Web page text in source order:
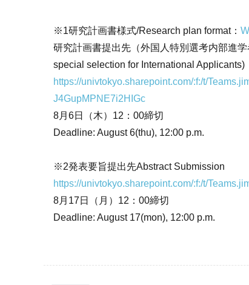
※1研究計画書様式/Research plan format：
研究計画書提出先（外国人特別選考内部進
special selection for International Applicants)
https://univtokyo.sharepoint.com/:f:/t/
J4GupMPNE7i2HIGc
8月6日（木）12：00締切
Deadline: August 6(thu), 12:00 p.m.
※2発表要旨提出先Abstract Submission
https://univtokyo.sharepoint.com/:f:/t/
8月17日（月）12：00締切
Deadline: August 17(mon), 12:00 p.m.